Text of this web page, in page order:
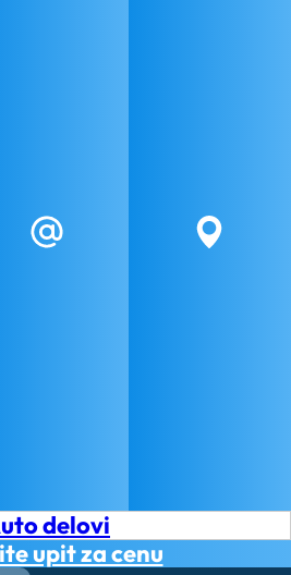
delovi
upit za cenu